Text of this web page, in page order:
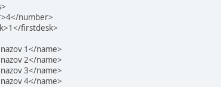
number>
firstdesk>
1</name>
2</name>
3</name>
4</name>